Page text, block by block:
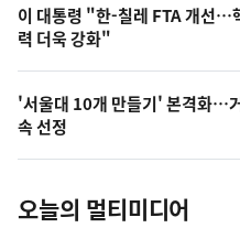
오
늘
의
사
진
이 대통령 "한-칠레 FTA 개선…
력 더욱 강화"
'서울대 10개 만들기' 본격화…
속 선정
오늘의 멀티미디어